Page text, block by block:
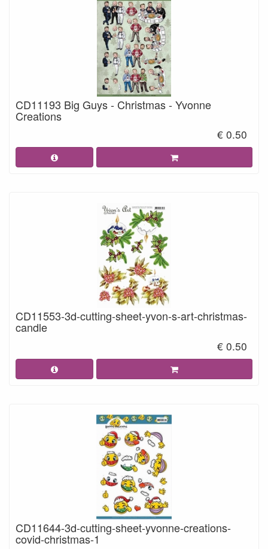
CD11193 Big Guys - Christmas - Yvonne
Creations
€ 0.50
CD11553-3d-cutting-sheet-yvon-s-art-christmas-
candle
€ 0.50
CD11644-3d-cutting-sheet-yvonne-creations-
covid-christmas-1